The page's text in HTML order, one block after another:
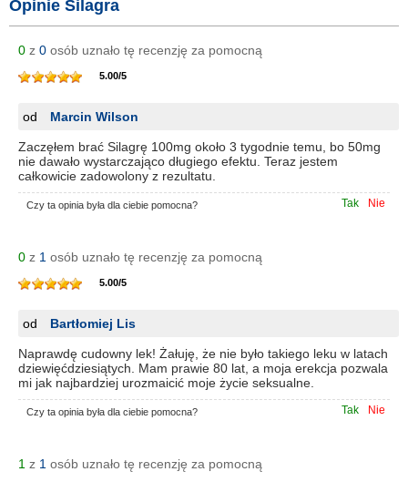
Opinie Silagra
0 z 0 osób uznało tę recenzję za pomocną
5.00/5
od Marcin Wilson
Zaczęłem brać Silagrę 100mg około 3 tygodnie temu, bo 50mg
nie dawało wystarczająco długiego efektu. Teraz jestem
całkowicie zadowolony z rezultatu.
Nie
Tak
Czy ta opinia była dla ciebie pomocna?
0 z 1 osób uznało tę recenzję za pomocną
5.00/5
od Bartłomiej Lis
Naprawdę cudowny lek! Żałuję, że nie było takiego leku w latach
dziewięćdziesiątych. Mam prawie 80 lat, a moja erekcja pozwala
mi jak najbardziej urozmaicić moje życie seksualne.
Nie
Tak
Czy ta opinia była dla ciebie pomocna?
1 z 1 osób uznało tę recenzję za pomocną